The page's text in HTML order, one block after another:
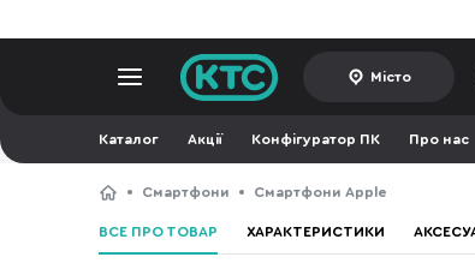
Місто
Каталог Акції Конфігуратор ПК Про нас
Смартфони Смартфони Apple
ВСЕ ПРО ТОВАР ХАРАКТЕРИСТИКИ